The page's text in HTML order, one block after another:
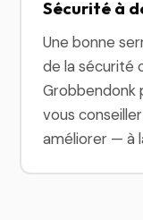
Sécurité à
Une bonne
de la sécurité
Grobbendonk
vous
améliorer — à